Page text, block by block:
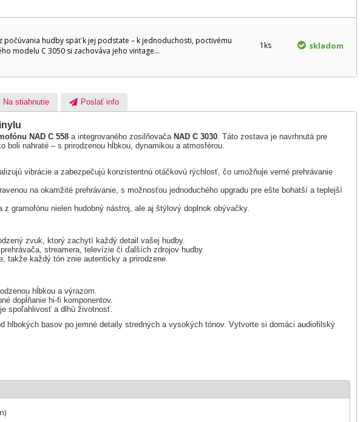
hudby späť k jej podstate – k jednoduchosti, poctivému
modelu C 3050 si zachováva jeho vintage...
1ks skladom
Na stiahnutie Poslať info
NAD C 558 a integrovaného zosilňovača NAD C 3030. Táto zostava je navrhnutá pre
nahraté – s prirodzenou hĺbkou, dynamikou a atmosférou.
vibrácie a zabezpečujú konzistentnú otáčkovú rýchlosť, čo umožňuje verné prehrávanie
na okamžité prehrávanie, s možnosťou jednoduchého upgradu pre ešte bohatší a teplejší
z gramofónu nielen hudobný nástroj, ale aj štýlový doplnok obývačky.
zvuk, ktorý zachytí každý detail vašej hudby.
streamera, televízie či ďalších zdrojov hudby.
takže každý tón znie autenticky a prirodzene.
hĺbkou a výrazom.
dopĺňanie hi-fi komponentov.
spoľahlivosť a dlhú životnosť.
basov po jemné detaily stredných a vysokých tónov. Vytvorte si domáci audiofilský